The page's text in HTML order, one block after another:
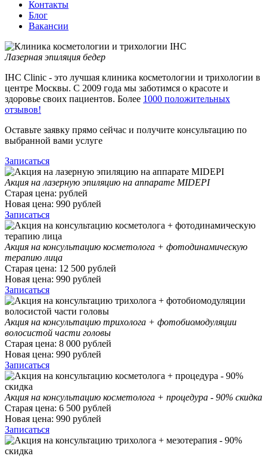
Контакты
Блог
Вакансии
Лазерная эпиляция бедер
IHC Clinic - это лучшая клиника косметологии и трихологии в
центре Москвы. С 2009 года мы заботимся о красоте и
здоровье своих пациентов. Более 1000 положительных
отзывов!
Оставьте заявку прямо сейчас и получите консультацию по
выбранной вами услуге
Записаться
Акция на лазерную эпиляцию на аппарате MIDEPI
Старая цена: рублей
Новая цена: 990 рублей
Записаться
Акция на консультацию косметолога + фотодинамическую
терапию лица
Старая цена: 12 500 рублей
Новая цена: 990 рублей
Записаться
Акция на консультацию трихолога + фотобиомодуляции
волосистой части головы
Старая цена: 8 000 рублей
Новая цена: 990 рублей
Записаться
Акция на консультацию косметолога + процедура - 90% скидка
Старая цена: 6 500 рублей
Новая цена: 990 рублей
Записаться